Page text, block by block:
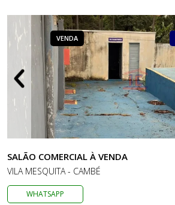
VENDA
SALÃO COMERCIAL À VENDA
VILA MESQUITA - CAMBÉ
WHATSAPP